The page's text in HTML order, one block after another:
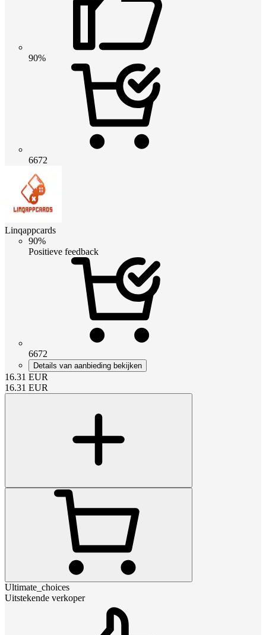
90%
6672
Linqappcards
90%
Positieve feedback
6672
Details van aanbieding bekijken
16.31 EUR
16.31 EUR
Ultimate_choices
Uitstekende verkoper